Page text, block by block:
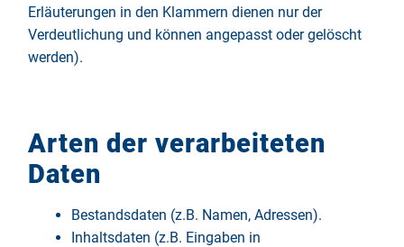
Erläuterungen in den Klammern dienen nur der
Verdeutlichung und können angepasst oder gelöscht
werden).
Arten der verarbeiteten
Daten
Bestandsdaten (z.B. Namen, Adressen).
Inhaltsdaten (z.B. Eingaben in